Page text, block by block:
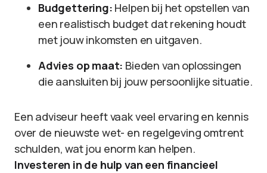
Budgettering: Helpen bij het opstellen van
een realistisch budget dat rekening houdt
met jouw inkomsten en uitgaven.
Advies op maat: Bieden van oplossingen
die aansluiten bij jouw persoonlijke situatie.
Een adviseur heeft vaak veel ervaring en kennis
over de nieuwste wet- en regelgeving omtrent
schulden, wat jou enorm kan helpen.
Investeren in de hulp van een financieel